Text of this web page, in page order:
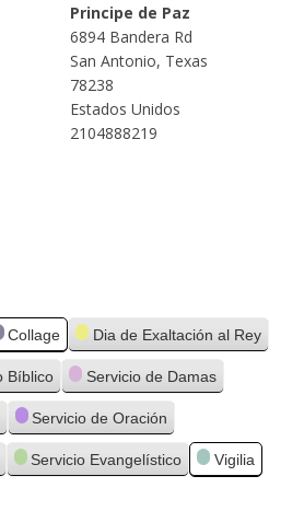
Principe de Paz
6894 Bandera Rd
San Antonio, Texas
78238
Estados Unidos
2104888219
Collage Dia de Exaltación al Rey
Bíblico Servicio de Damas
Servicio de Oración
Servicio Evangelístico Vigilia